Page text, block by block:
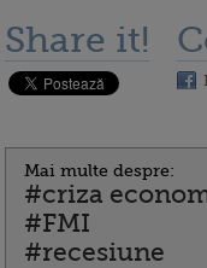
Share it!
Mai multe despre:
#criza
#FMI
#recesiune